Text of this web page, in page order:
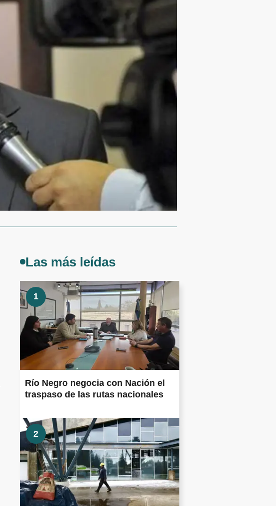
Las más leídas
1
Río Negro negocia con Nación el
traspaso de las rutas nacionales
2